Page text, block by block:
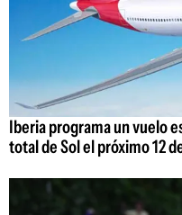
Iberia programa un vuelo
total de Sol el próximo 12